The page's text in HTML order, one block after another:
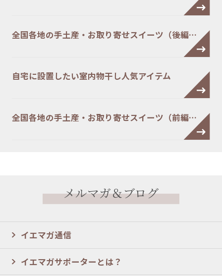
全国各地の手土産・お取り寄せスイーツ（後編…
自宅に設置したい室内物干し人気アイテム
全国各地の手土産・お取り寄せスイーツ（前編…
メルマガ＆ブログ
イエマガ通信
イエマガサポーターとは？